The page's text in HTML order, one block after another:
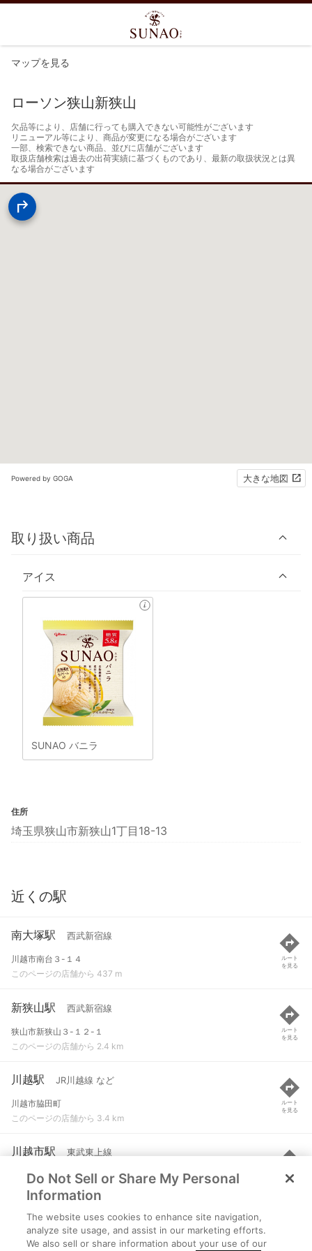
マップを見る
ローソン狭山新狭山
欠品等により、店舗に行っても購入できない可能性がございます
リニューアル等により、商品が変更になる場合がございます
一部、検索できない商品、並びに店舗がございます
取扱店舗検索は過去の出荷実績に基づくものであり、最新の取扱状況とは異
なる場合がございます
Powered by GOGA 大きな地図
取り扱い商品
アイス
SUNAO バニラ
住所
埼玉県狭山市新狭山1丁目18-13
近くの駅
南大塚駅 西武新宿線
川越市南台３-１４
このページの店舗から 437 m
ルート
を見る
新狭山駅 西武新宿線
狭山市新狭山３-１２-１
このページの店舗から 2.4 km
ルート
を見る
川越駅 JR川越線 など
川越市脇田町
このページの店舗から 3.4 km
ルート
を見る
川越市駅 東武東上線
川越市六軒町１-４-４
このページの店舗から 3.7 km
ルート
を見る
西川越駅 JR川越線
川越市小ケ谷
Do Not Sell or Share My Personal
Information
The website uses cookies to enhance site navigation,
analyze site usage, and assist in our marketing efforts.
We also sell or share information about your use of our